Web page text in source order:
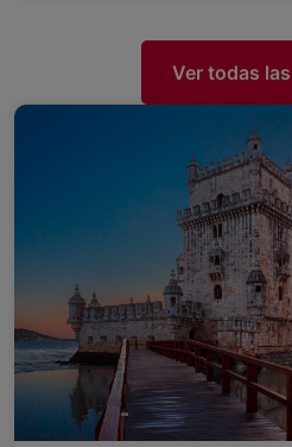
Ver todas